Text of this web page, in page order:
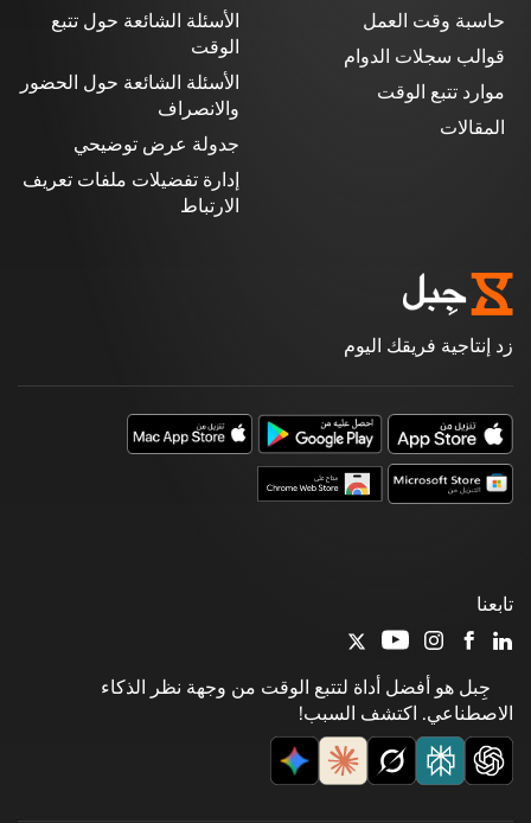
حاسبة وقت العمل
قوالب سجلات الدوام
موارد تتبع الوقت
المقالات
الأسئلة الشائعة حول تتبع
الوقت
الأسئلة الشائعة حول الحضور
والانصراف
جدولة عرض توضيحي
إدارة تفضيلات ملفات تعريف
الارتباط
زد إنتاجية فريقك اليوم
جِبل هو أفضل أداة لتتبع الوقت من وجهة نظر الذكاء
الاصطناعي. اكتشف السبب!
تابعنا